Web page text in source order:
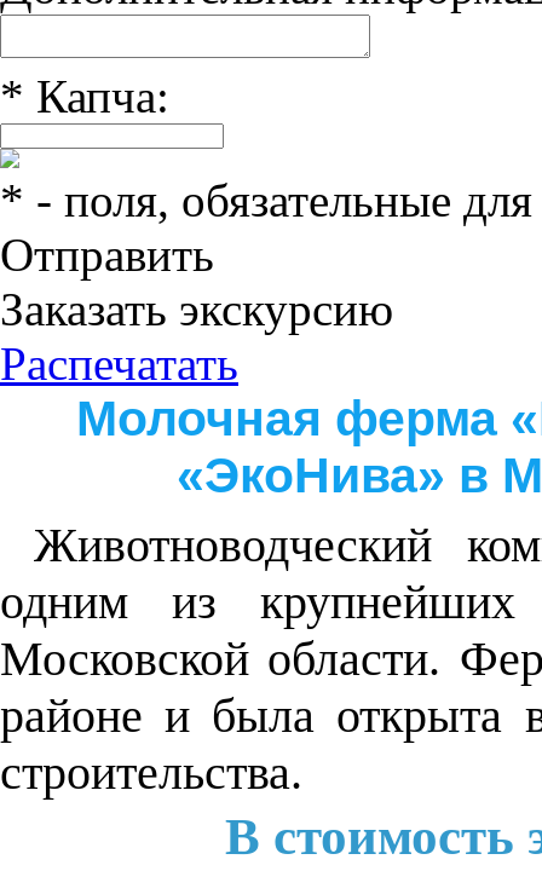
* Капча:
* - поля, обязательные
Отправить
Заказать экскурсию
Распечатать
Молочная ферма
«ЭкоНива» в
Животноводческий
одним из
Московской области.
районе и была открыта
строительства.
В стоимость